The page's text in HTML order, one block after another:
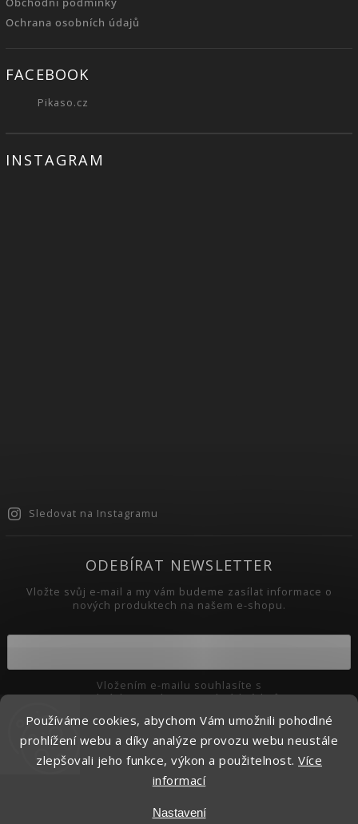
Používáme cookies, abychom Vám umožnili pohodlné
prohlížení webu a díky analýze provozu webu neustále
zlepšovali jeho funkce, výkon a použitelnost. Více
informací
Nastavení
Ochrana osobních údajů
FACEBOOK
Pikaso.cz
INSTAGRAM
Sledovat na Instagramu
ODEBÍRAT NEWSLETTER
Vložte svůj e-mail a my vám budeme zasílat informace o
nových produktech na našem e-shopu.
podmínkami ochrany osobních údajů
Přihlásit se
Upravit nastavení cookies